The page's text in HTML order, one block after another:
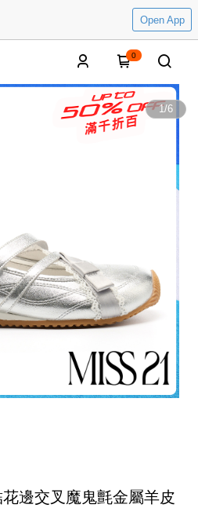
Open App
0
1/6
邊交叉魔鬼氈金屬羊皮